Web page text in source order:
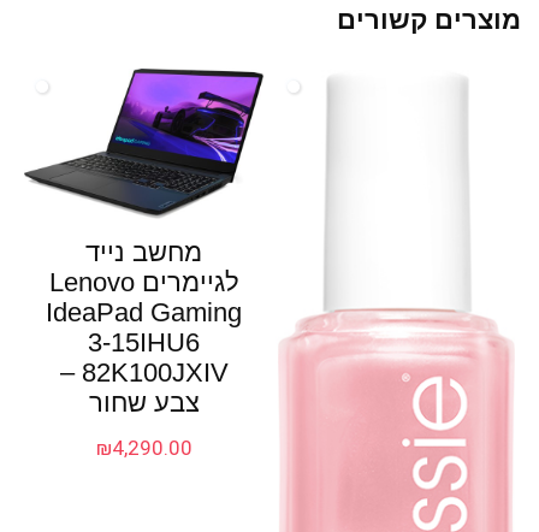
מוצרים קשורים
מחשב נייד
לגיימרים Lenovo
IdeaPad Gaming
3-15IHU6
82K100JXIV –
צבע שחור
₪4,290.00